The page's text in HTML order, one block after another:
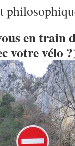
en train
votre vélo